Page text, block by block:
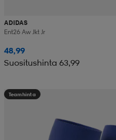
ADIDAS
Ent26 Aw Jkt Jr
48,99
Suositushinta 63,99
Teamhinta